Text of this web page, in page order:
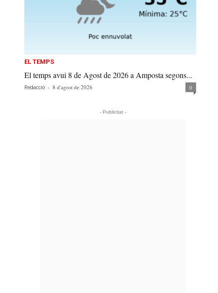
EL TEMPS
El temps avui 8 de Agost de 2026 a Amposta segons...
Redacció - 8 d'agost de 2026 0
- Publicitat -